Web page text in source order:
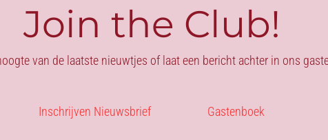
Join the Club!
van de laatste nieuwtjes of laat een bericht achter in ons
Inschrijven Nieuwsbrief Gastenboek